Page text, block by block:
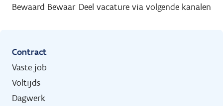
Bewaard Bewaar Deel vacature via volgende kanalen
Contract
Vaste job
Voltijds
Dagwerk